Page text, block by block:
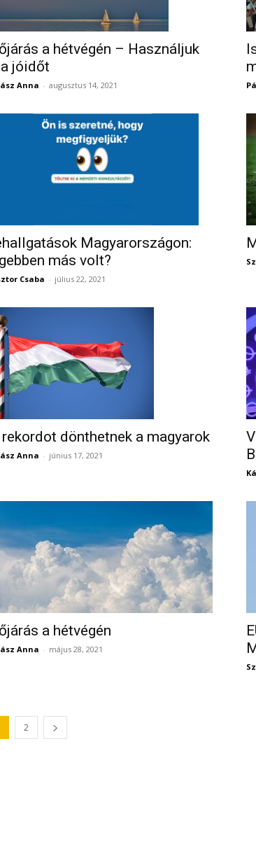
a hétvégén – Használjuk
jóidőt
Anna - augusztus 14, 2021
Magyarországon:
más volt?
Csaba - július 22, 2021
rekordot dönthetnek a magyarok
Anna - június 17, 2021
a hétvégén
Anna - május 28, 2021
2